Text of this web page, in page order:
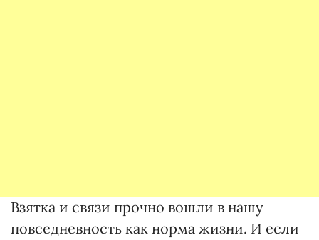
Взятка и связи прочно вошли в нашу
повседневность как норма жизни. И если